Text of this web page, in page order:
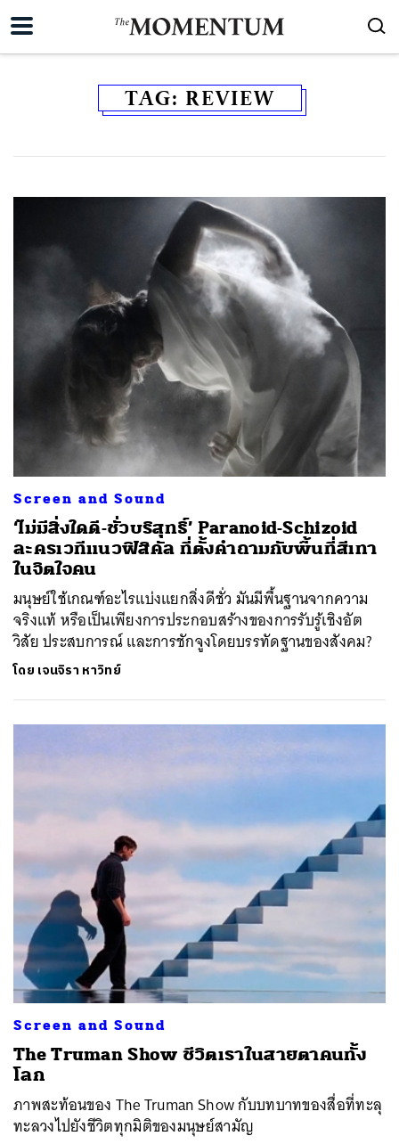
TAG: REVIEW
Screen and Sound
‘ไม่มีสิ่งใดดี-ชั่วบริสุทธิ์’ Paranoid-Schizoid
ละครเวทีแนวฟิสิคัล ที่ตั้งคำถามกับพื้นที่สีเทา
ในจิตใจคน
มนุษย์ใช้เกณฑ์อะไรแบ่งแยกสิ่งดีชั่ว มันมีพื้นฐานจากความ
จริงแท้ หรือเป็นเพียงการประกอบสร้างของการรับรู้เชิงอัต
วิสัย ประสบการณ์ และการชักจูงโดยบรรทัดฐานของสังคม?
โดย เจนจิรา หาวิทย์
Screen and Sound
The Truman Show ชีวิตเราในสายตาคนทั้ง
โลก
ภาพสะท้อนของ The Truman Show กับบทบาทของสื่อที่ทะลุ
ทะลวงไปยังชีวิตทุกมิติของมนุษย์สามัญ